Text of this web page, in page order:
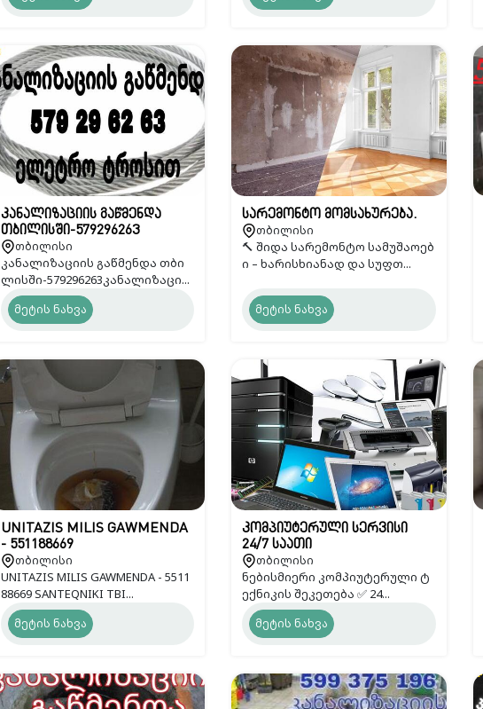
კანალიზაციის გაწმენდა
თბილისში-579296263
თბილისი
კანალიზაციის გაწმენდა თბი
ლისში-579296263კანალიზაცი...
მეტის ნახვა
სარემონტო მომსახურება.
თბილისი
🔨 შიდა სარემონტო სამუშაოებ
ი – ხარისხიანად და სუფთ...
მეტის ნახვა
UNITAZIS MILIS GAWMENDA
- 551188669
თბილისი
UNITAZIS MILIS GAWMENDA - 5511
88669 SANTEQNIKI TBI...
მეტის ნახვა
კომპიუტერული სერვისი
24/7 საათი
თბილისი
ნებისმიერი კომპიუტერული ტ
ექნიკის შეკეთება ✅ 24...
მეტის ნახვა